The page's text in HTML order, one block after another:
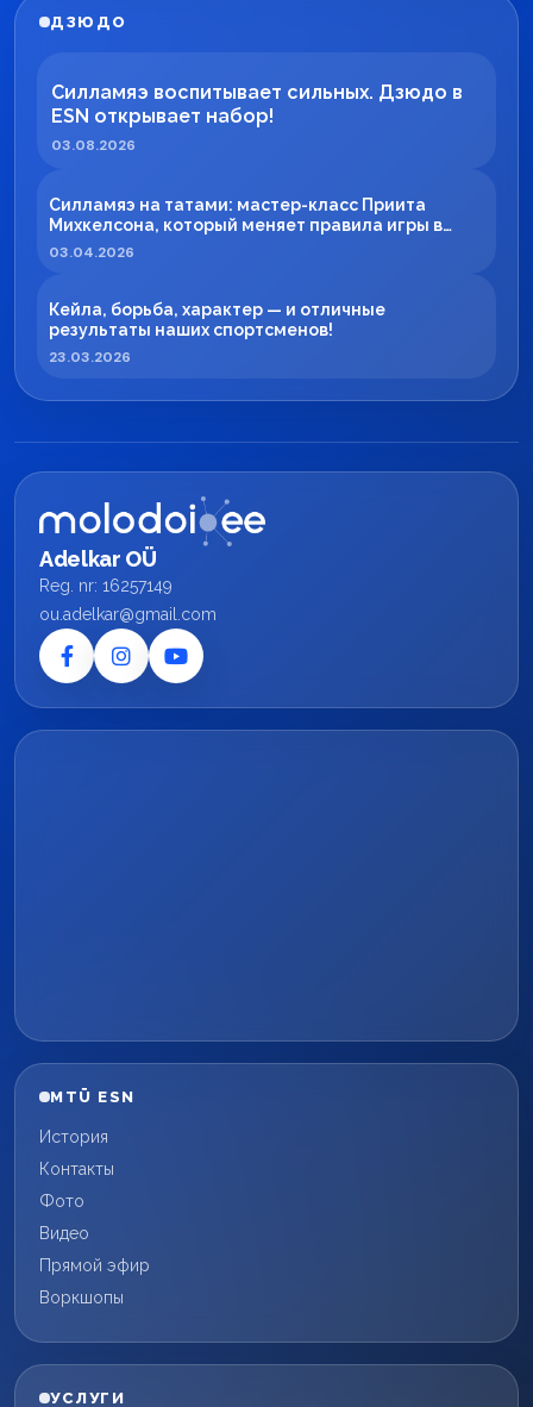
ДЗЮДО
Силламяэ воспитывает сильных. Дзюдо в
ESN открывает набор!
03.08.2026
Силламяэ на татами: мастер-класс Приита
Михкелсона, который меняет правила игры в
регионе
03.04.2026
Кейла, борьба, характер — и отличные
результаты наших спортсменов!
23.03.2026
Adelkar OÜ
Reg. nr: 16257149
ou.adelkar@gmail.com
MTÜ ESN
История
Контакты
Фото
Видео
Прямой эфир
Воркшопы
УСЛУГИ